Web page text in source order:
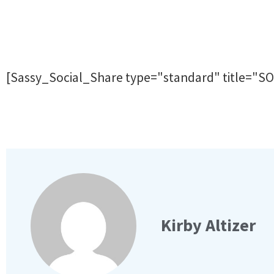
[Sassy_Social_Share type="standard"
Kirby Altizer